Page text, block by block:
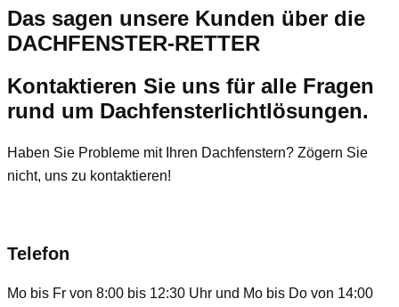
Das sagen unsere Kunden über die
DACHFENSTER-RETTER
Kontaktieren Sie uns für alle Fragen
rund um Dachfensterlichtlösungen.
Haben Sie Probleme mit Ihren Dachfenstern? Zögern Sie
nicht, uns zu kontaktieren!
Telefon
Mo bis Fr von 8:00 bis 12:30 Uhr und Mo bis Do von 14:00